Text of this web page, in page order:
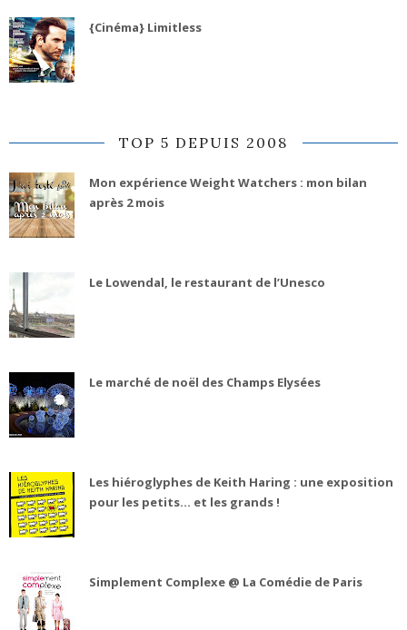
{Cinéma} Limitless
TOP 5 DEPUIS 2008
Mon expérience Weight Watchers : mon bilan
après 2 mois
Le Lowendal, le restaurant de l’Unesco
Le marché de noël des Champs Elysées
Les hiéroglyphes de Keith Haring : une exposition
pour les petits... et les grands !
Simplement Complexe @ La Comédie de Paris